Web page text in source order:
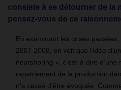
consiste à se détourner de la
pensez-vous de ce
En examinant les crises
2007-2008, on voit que l’idée
nearshoring », c’est-à-dire d’une
rapatriement de la production
n’a cessé d’être évoquée.